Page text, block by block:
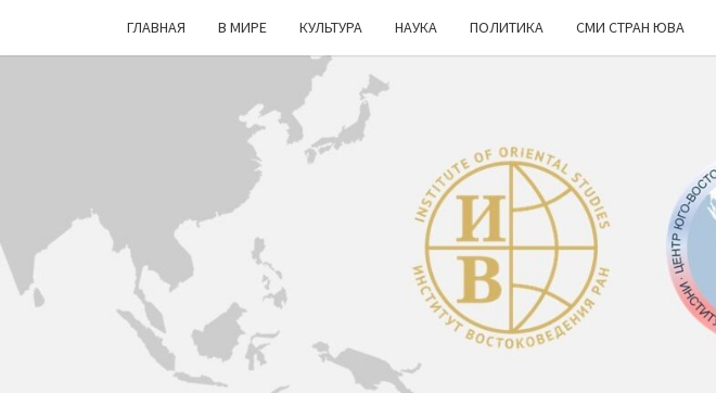
ГЛАВНАЯ В МИРЕ КУЛЬТУРА НАУКА ПОЛИТИКА СМИ СТРАН ЮВА